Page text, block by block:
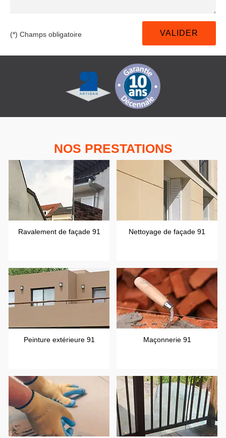
(*) Champs obligatoire
NOS PRESTATIONS
Ravalement de façade 91 Nettoyage de façade 91
Peinture extérieure 91 Maçonnerie 91